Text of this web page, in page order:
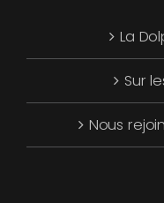
La
Sur
Nous